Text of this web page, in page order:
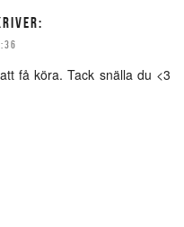
få köra. Tack snälla du <3